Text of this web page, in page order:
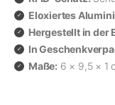
Eloxiertes
Hergestellt in der
In
Maße: 6 × 9,5 × 1